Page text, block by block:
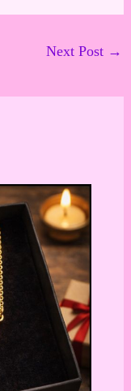
Next Post →